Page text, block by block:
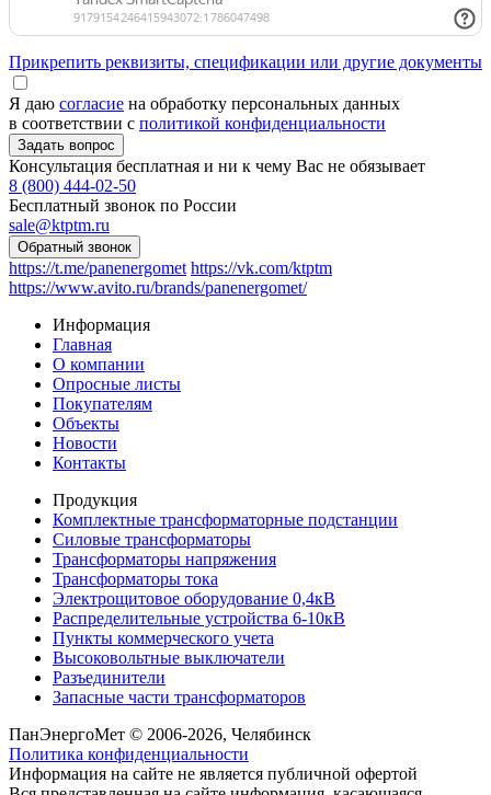
Прикрепить реквизиты, спецификации или другие документы
Я даю согласие на обработку персональных данных
в соответствии с политикой конфиденциальности
Консультация бесплатная и ни к чему Вас не обязывает
8 (800) 444-02-50
Бесплатный звонок по России
sale@ktptm.ru
https://t.me/panenergomet https://vk.com/ktptm
https://www.avito.ru/brands/panenergomet/
Информация
Главная
О компании
Опросные листы
Покупателям
Объекты
Новости
Контакты
Продукция
Комплектные трансформаторные подстанции
Силовые трансформаторы
Трансформаторы напряжения
Трансформаторы тока
Электрощитовое оборудование 0,4кВ
Распределительные устройства 6-10кВ
Пункты коммерческого учета
Высоковольтные выключатели
Разъединители
Запасные части трансформаторов
ПанЭнергоМет © 2006-2026, Челябинск
Политика конфиденциальности
Информация на сайте не является публичной офертой